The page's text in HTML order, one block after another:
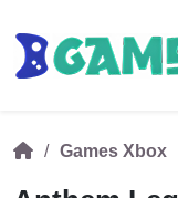
Games Xbox